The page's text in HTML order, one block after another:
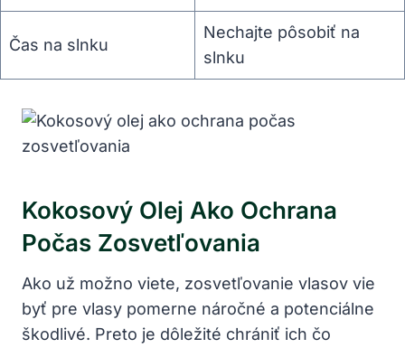
Čas na slnku
Nechajte pôsobiť na
slnku
Kokosový Olej Ako Ochrana
Počas Zosvetľovania
Ako už možno viete, zosvetľovanie vlasov vie
byť pre vlasy pomerne náročné a potenciálne
škodlivé. Preto je dôležité chrániť ich čo